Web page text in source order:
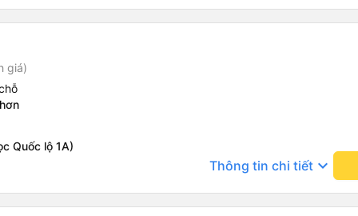
05527 Cảm ơn tài xế xe
cách thực hiện, hãy xem
giá)
Quốc lộ 1A)
Thông tin chi tiết keyboard_arrow_down